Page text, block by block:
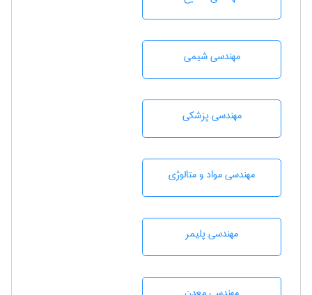
مهندسي شيمی
مهندسی پزشکی
مهندسی مواد و متالوژی
مهندسی پليمر